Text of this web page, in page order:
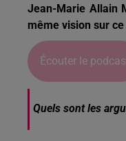
Jean-Marie Allain
même vision sur
Écouter le
Quels sont les